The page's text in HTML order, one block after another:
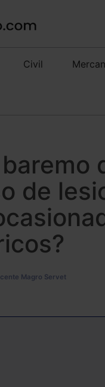
Civil
de
Magro Servet